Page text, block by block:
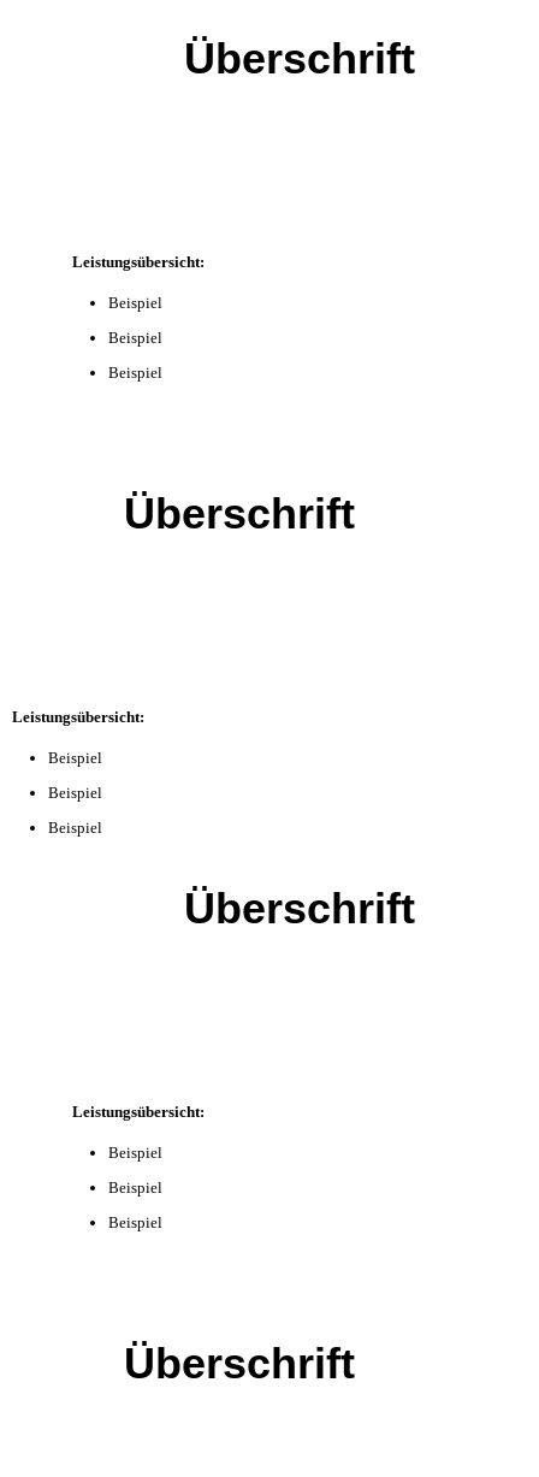
Überschrift
Leistungsübersicht:
Beispiel
Beispiel
Beispiel
Überschrift
Leistungsübersicht:
Beispiel
Beispiel
Beispiel
Überschrift
Leistungsübersicht:
Beispiel
Beispiel
Beispiel
Überschrift